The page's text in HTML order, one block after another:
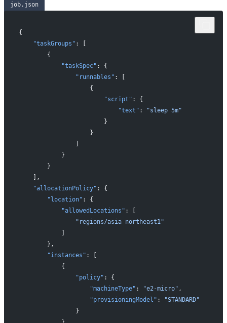
job.json
{
   "taskGroups"
: [
       {
           "taskSpec"
: {
               "runnables"
: [
                   {
                       "script"
: {
                           "text"
:
"sleep 5m"
                       }
                   }
           }
       }
   ],
   "allocationPolicy"
: {
       "location"
: {
           "allowedLocations"
: [
               "regions/asia-northeast1"
       },
       "instances"
: [
           {
               "policy"
: {
                   "machineType"
: "e2-micro" ,
                   "provisioningModel"
:
"STANDARD"
               }